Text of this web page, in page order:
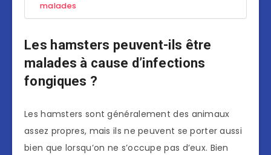
malades
Les hamsters peuvent-ils être
malades à cause d’infections
fongiques ?
Les hamsters sont généralement des animaux
assez propres, mais ils ne peuvent se porter aussi
bien que lorsqu’on ne s’occupe pas d’eux. Bien